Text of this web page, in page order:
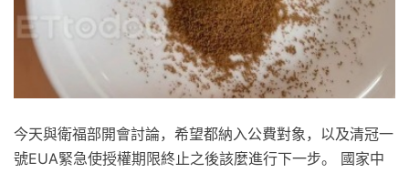
今天與衛福部開會討論，希望都納入公費對象，以及清冠一
號EUA緊急使授權期限終止之後該麼進行下一步。 國家中